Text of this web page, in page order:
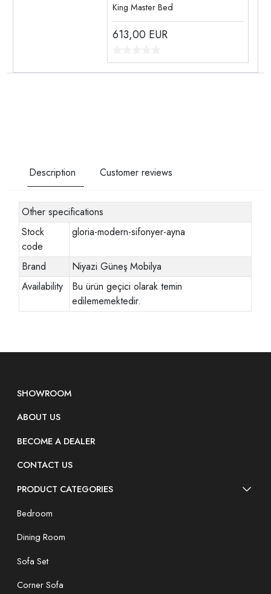
King Master Bed
613,00 EUR
Description Customer reviews
Other specifications
Stock
code
gloria-modern-sifonyer-ayna
Brand
Niyazi Güneş Mobilya
Availability
Bu ürün geçici olarak temin
edilememektedir.
SHOWROOM
ABOUT US
BECOME A DEALER
CONTACT US
PRODUCT CATEGORIES
Bedroom
Dining Room
Sofa Set
Corner Sofa